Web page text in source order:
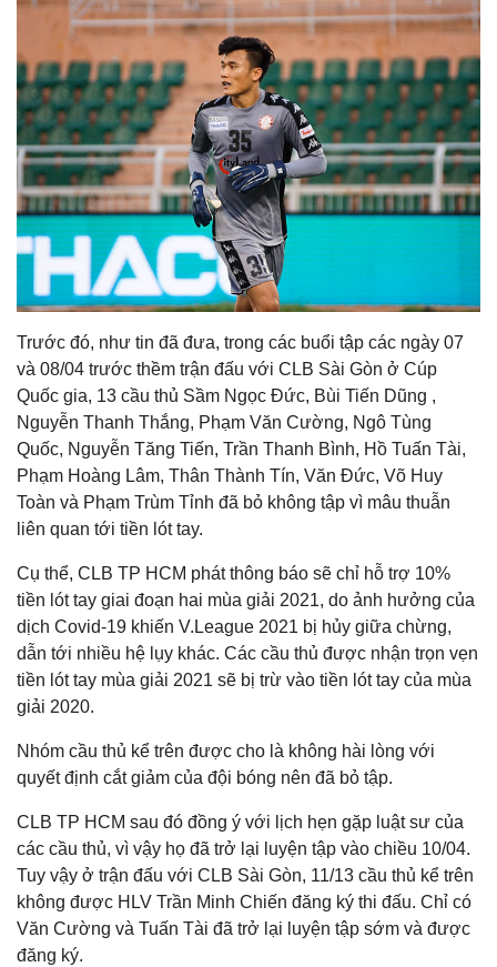
Trước đó, như tin đã đưa, trong các buổi tập các ngày 07
và 08/04 trước thềm trận đấu với CLB Sài Gòn ở Cúp
Quốc gia, 13 cầu thủ Sầm Ngọc Đức, Bùi Tiến Dũng ,
Nguyễn Thanh Thắng, Phạm Văn Cường, Ngô Tùng
Quốc, Nguyễn Tăng Tiến, Trần Thanh Bình, Hồ Tuấn Tài,
Phạm Hoàng Lâm, Thân Thành Tín, Văn Đức, Võ Huy
Toàn và Phạm Trùm Tỉnh đã bỏ không tập vì mâu thuẫn
liên quan tới tiền lót tay.
Cụ thể, CLB TP HCM phát thông báo sẽ chỉ hỗ trợ 10%
tiền lót tay giai đoạn hai mùa giải 2021, do ảnh hưởng của
dịch Covid-19 khiến V.League 2021 bị hủy giữa chừng,
dẫn tới nhiều hệ lụy khác. Các cầu thủ được nhận trọn vẹn
tiền lót tay mùa giải 2021 sẽ bị trừ vào tiền lót tay của mùa
giải 2020.
Nhóm cầu thủ kể trên được cho là không hài lòng với
quyết định cắt giảm của đội bóng nên đã bỏ tập.
CLB TP HCM sau đó đồng ý với lịch hẹn gặp luật sư của
các cầu thủ, vì vậy họ đã trở lại luyện tập vào chiều 10/04.
Tuy vậy ở trận đấu với CLB Sài Gòn, 11/13 cầu thủ kể trên
không được HLV Trần Minh Chiến đăng ký thi đấu. Chỉ có
Văn Cường và Tuấn Tài đã trở lại luyện tập sớm và được
đăng ký.